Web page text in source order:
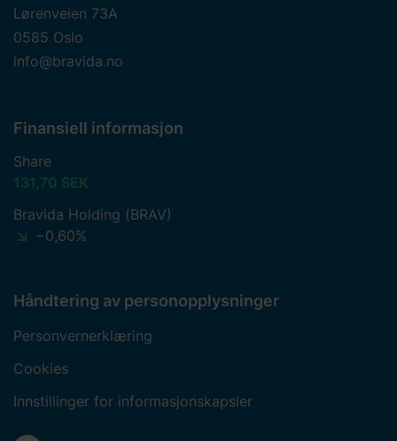
Lørenveien 73A
0585 Oslo
info@bravida.no
Finansiell informasjon
Share
131,70 SEK
Bravida Holding (BRAV)
−0,60%
Håndtering av personopplysninger
Personvernerklæring
Cookies
Innstillinger for informasjonskapsler